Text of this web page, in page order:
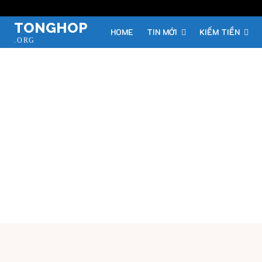
TONGHOP
.ORG
HOME TIN MỚI KIẾM TIỀN